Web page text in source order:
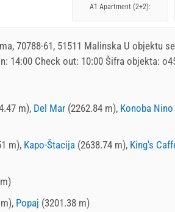
A1 Apartment (2+2):
, 70788-61, 51511 Malinska U objektu
14:00 Check out: 10:00 Šifra objekta:
m), Del Mar (2262.84 m), Konoba Nino
m), Kapo-Štacija (2638.74 m), King's
Popaj (3201.38 m)